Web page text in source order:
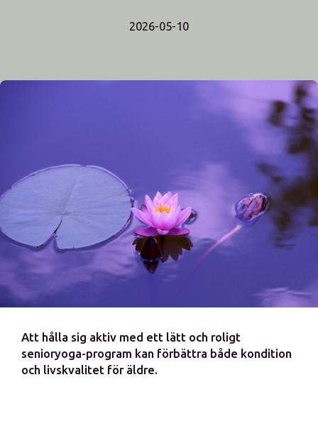
2026-05-10
Att hålla sig aktiv med ett lätt och roligt
senioryoga-program kan förbättra både kondition
och livskvalitet för äldre.